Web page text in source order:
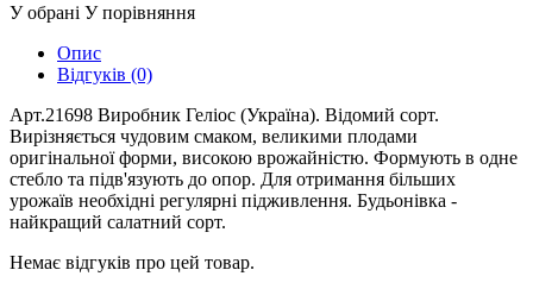
У обрані У порівняння
Опис
Відгуків (0)
Арт.21698 Виробник Геліос (Україна). Відомий сорт.
Вирізняється чудовим смаком, великими плодами
оригінальної форми, високою врожайністю. Формують в одне
стебло та підв'язують до опор. Для отримання більших
урожаїв необхідні регулярні підживлення. Будьонівка -
найкращий салатний сорт.
Немає відгуків про цей товар.